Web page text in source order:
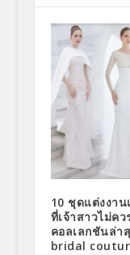
10 ชุดแต่งงาน
ที่เจ้าสาวไม่ค
คอลเลกชันล่
bridal